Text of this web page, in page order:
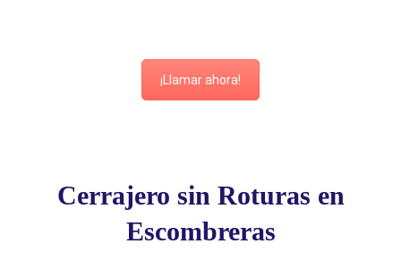
¡Llamar ahora!
Cerrajero sin Roturas en
Escombreras